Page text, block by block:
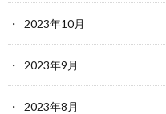
2023年10月
2023年9月
2023年8月